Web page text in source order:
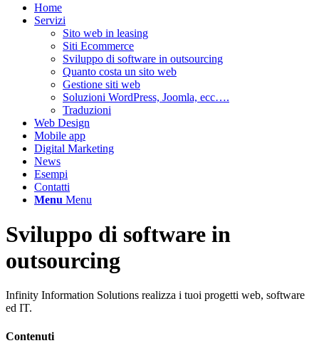
Home
Servizi
Sito web in leasing
Siti Ecommerce
Sviluppo di software in outsourcing
Quanto costa un sito web
Gestione siti web
Soluzioni WordPress, Joomla, ecc….
Traduzioni
Web Design
Mobile app
Digital Marketing
News
Esempi
Contatti
Menu Menu
Sviluppo di software in
outsourcing
Infinity Information Solutions realizza i tuoi progetti web, software
ed IT.
Contenuti